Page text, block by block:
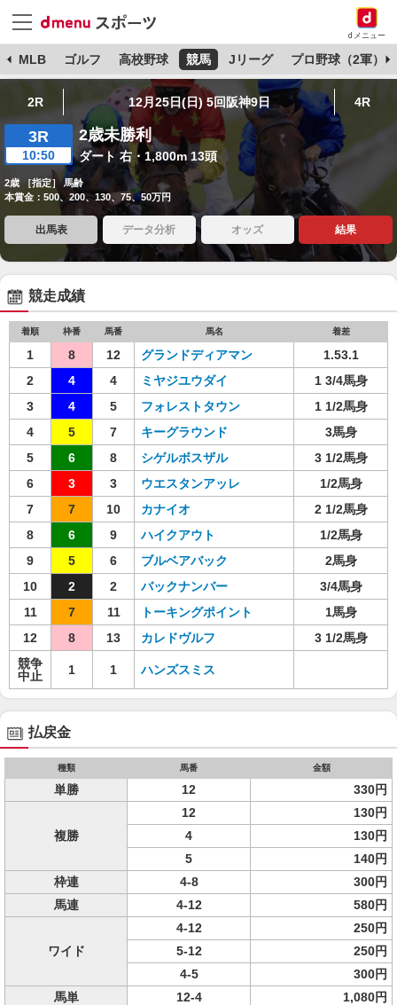
dメニュー
MLB ゴルフ 高校野球 競馬 Jリーグ プロ野球（2軍）
2R 12月25日(日) 5回阪神9日 4R
3R
10:50
2歳未勝利
ダート 右・1,800m 13頭
2歳 ［指定］ 馬齢
本賞金：500、200、130、75、50万円
出馬表 データ分析 オッズ 結果
競走成績
着順 枠番 馬番 馬名 着差
1 8 12 グランドディアマン
1.53.1
2
4 4 ミヤジユウダイ
1 3/4馬身
3
4 5 フォレストタウン
1 1/2馬身
4
5 7 キーグラウンド
3馬身
5
6 8 シゲルボスザル
3 1/2馬身
6
3 3 ウエスタンアッレ
1/2馬身
7
7 10 カナイオ
2 1/2馬身
8
6 9 ハイクアウト
1/2馬身
9
5 6 ブルベアバック
2馬身
10
2 2 バックナンバー
3/4馬身
11
7 11 トーキングポイント
1馬身
12
8 13 カレドヴルフ
3 1/2馬身
競争
中止
1 1 ハンズスミス
払戻金
種類 馬番 金額
単勝 12 330円
複勝
12
130円
4
130円
5
140円
枠連
4-8
300円
馬連
4-12 580円
ワイド
4-12
250円
5-12
250円
4-5
300円
馬単
12-4
1,080円